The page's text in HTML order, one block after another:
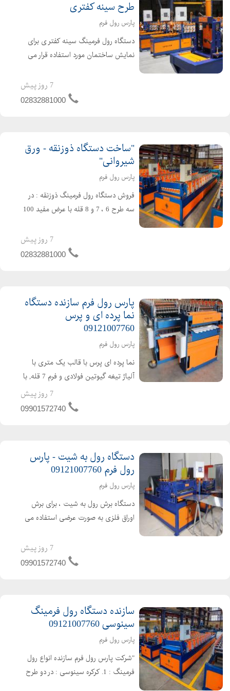
طرح سینه کفتری
پارس رول فرم
دستگاه رول فرمینگ سینه کفتر ی برای
نمایش ساختمان مورد استفاده قرار می
زیباترین نوع از مجموعه ی ورق نما می
باشد که قوس داخل و بیرون را همزمان
7 روز پیش
02832881000
"ساخت دستگاه ذوزنقه - ورق
شیروانی"
پارس رول فرم
فروش دستگاه رول فرمینگ ذوزنقه : در
سه طرح 6 ، 7 و 8 قله با عرض مفید 100
دقیقه. زمان ساخت این دستگاه 30 روز
می باشد. دستگاه ها شامل 1 سال
7 روز پیش
02832881000
پارس رول فرم سازنده دستگاه
نما پرده ای و پرس
09121007760
پارس رول فرم
نما پرده ای پرس با قالب یک متری با
آلیاژ تیغه گیوتین فولادی و فرم 7 قله, با
عرض 20الی 30 سانتی متر با شافت
مستقیم 48 این دستگاه دارای ضمانت
7 روز پیش
09901572740
دستگاه رول به شیت - پارس
رول فرم 09121007760
پارس رول فرم
دستگاه برش رول به شیت ، برای برش
اوراق فلزی به صورت عرضی استفاده می
باز کن قرار داده و بعد از عبور بین ایستگاه
های خط برش و تاثیر پذیری از فرایند
7 روز پیش
09901572740
سازنده دستگاه رول فرمینگ
سینوسی 09121007760
پارس رول فرم
"شرکت پارس رول فرم سازنده انواع رول
فرمینگ : 1. کرکره سینوسی : در دو طرح